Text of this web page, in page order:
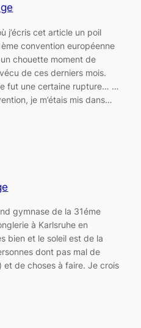
j’écris cet article un poil
convention européenne
chouette moment de
de ces derniers mois.
fut une certaine rupture… …
je m’étais mis dans…
gymnase de la 31éme
à Karlsruhe en
bien et le soleil est de la
dont pas mal de
et de choses à faire. Je crois